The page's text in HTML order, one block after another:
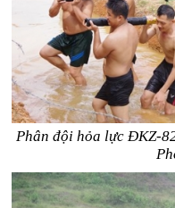
Phân đội hỏa lực ĐKZ-